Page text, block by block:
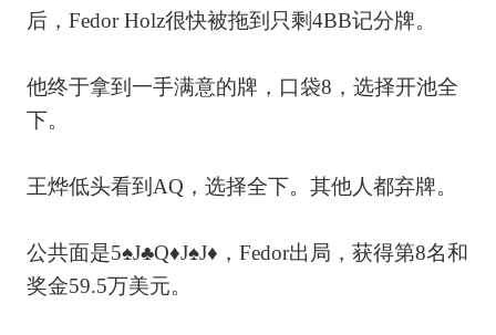
后，Fedor Holz很快被拖到只剩4BB记分牌。
他终于拿到一手满意的牌，口袋8，选择开池全
下。
王烨低头看到AQ，选择全下。其他人都弃牌。
公共面是5♠J♣Q♦J♠J♦，Fedor出局，获得第8名和
奖金59.5万美元。